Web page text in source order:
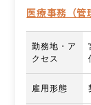
医療事務（管
勤務地・ア
クセス
雇用形態